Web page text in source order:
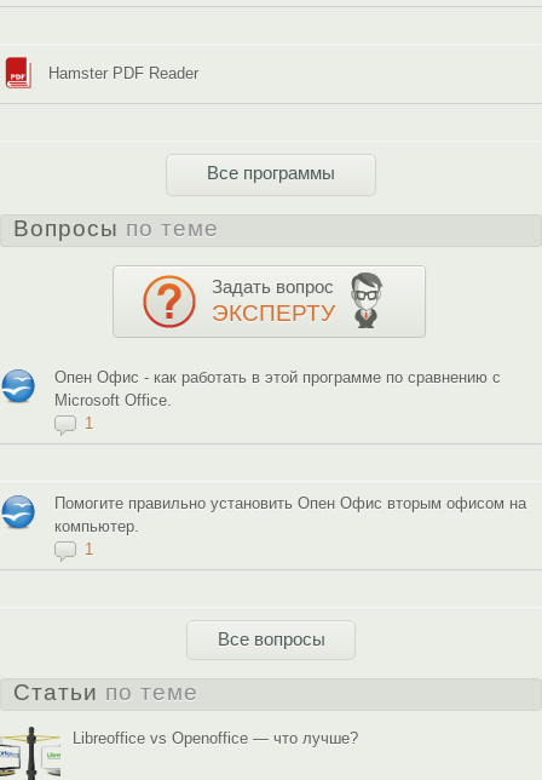
Hamster PDF Reader
Все программы
Вопросы по теме
Задать вопрос
ЭКСПЕРТУ
Опен Офис - как работать в этой программе по сравнению с
Microsoft Office.
1
Помогите правильно установить Опен Офис вторым офисом на
компьютер.
1
Все вопросы
Статьи по теме
Libreoffice vs Openoffice — что лучше?